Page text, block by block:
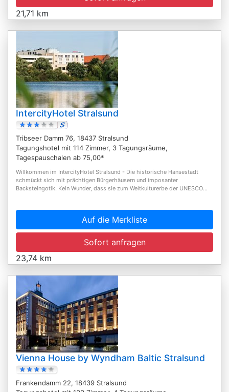
21,71 km
IntercityHotel Stralsund
Tribseer Damm 76, 18437 Stralsund
Tagungshotel mit 114 Zimmer, 3 Tagungsräume,
Tagespauschalen ab 75,00*
Willkommen im IntercityHotel Stralsund - Die historische Hansestadt
schmückt sich mit prächtigen Bürgerhäusern und imposanter
Backsteingotik. Kein Wunder, dass sie zum Weltkulturerbe der UNESCO...
Auf die Merkliste
Sofort anfragen
23,74 km
Vienna House by Wyndham Baltic Stralsund
Frankendamm 22, 18439 Stralsund